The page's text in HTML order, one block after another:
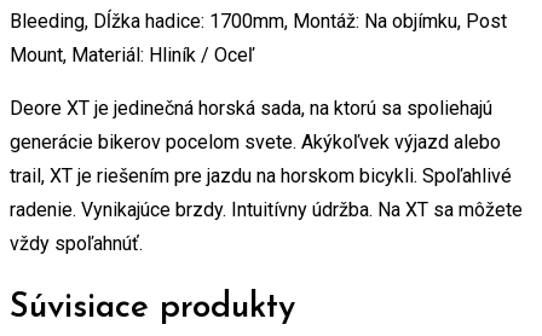
Bleeding, Dĺžka hadice: 1700mm, Montáž: Na objímku, Post
Mount, Materiál: Hliník / Oceľ
Deore XT je jedinečná horská sada, na ktorú sa spoliehajú
generácie bikerov pocelom svete. Akýkoľvek výjazd alebo
trail, XT je riešením pre jazdu na horskom bicykli. Spoľahlivé
radenie. Vynikajúce brzdy. Intuitívny údržba. Na XT sa môžete
vždy spoľahnúť.
Súvisiace produkty